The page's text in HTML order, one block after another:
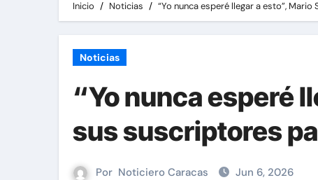
Inicio Noticias “Yo nunca esperé llegar a esto”,
Noticias
“Yo nunca esperé
sus suscriptores
Por Noticiero Caracas Jun 6, 2026